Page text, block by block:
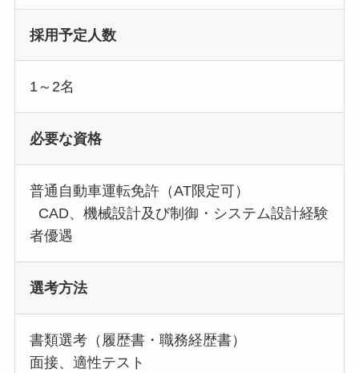
採用予定人数
1～2名
必要な資格
普通自動車運転免許（AT限定可）
CAD、機械設計及び制御・システム設計経験
者優遇
選考方法
書類選考（履歴書・職務経歴書）
面接、適性テスト